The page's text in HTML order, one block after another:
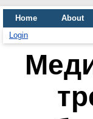
Home About
Login